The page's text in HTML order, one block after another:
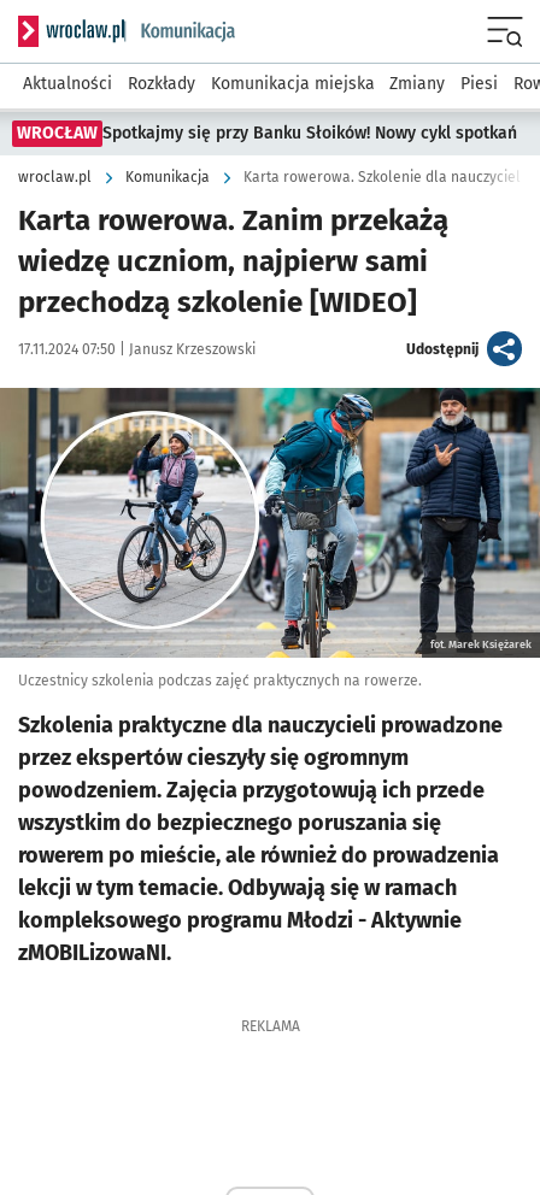
Serwis informacyjny wroclaw.pl podserwis: Komunikacja
Aktualności Rozkłady Komunikacja miejska Zmiany Piesi
WROCŁAW Spotkajmy się przy Banku Słoików! Nowy cykl spotkań
wroclaw.pl Komunikacja Karta rowerowa. Szkolenie dla nauczycieli
Karta rowerowa. Zanim przekażą
wiedzę uczniom, najpierw sami
przechodzą szkolenie [WIDEO]
Data publikacji:
17.11.2024 07:50 | Autor:
Janusz Krzeszowski Udostępnijartykuł
Kliknij, aby powiększyć
fot. Marek Księżarek
Uczestnicy szkolenia podczas zajęć praktycznych na rowerze.
Szkolenia praktyczne dla nauczycieli prowadzone
przez ekspertów cieszyły się ogromnym
powodzeniem. Zajęcia przygotowują ich przede
wszystkim do bezpiecznego poruszania się
rowerem po mieście, ale również do prowadzenia
lekcji w tym temacie. Odbywają się w ramach
kompleksowego programu Młodzi - Aktywnie
zMOBILizowaNI.
REKLAMA